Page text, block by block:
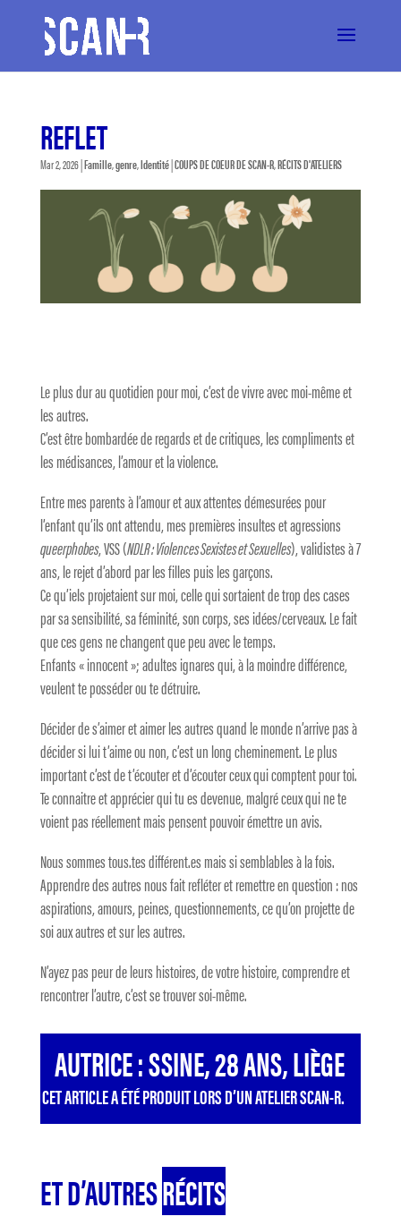
REFLET
Mar 2, 2026|Famille,genre,Identité|COUPS DE COEUR DE SCAN-R,RÉCITS D'ATELIERS
Le plus dur au quotidien pour moi, c’est de vivre avec moi-même et
les autres.
C’est être bombardée de regards et de critiques, les compliments et
les médisances, l’amour et la violence.
Entre mes parents à l’amour et aux attentes démesurées pour
l’enfant qu’ils ont attendu, mes premières insultes et agressions
queerphobes, VSS (NDLR : Violences Sexistes et Sexuelles), validistes à 7
ans, le rejet d’abord par les filles puis les garçons.
Ce qu’iels projetaient sur moi, celle qui sortaient de trop des cases
par sa sensibilité, sa féminité, son corps, ses idées/cerveaux. Le fait
que ces gens ne changent que peu avec le temps.
Enfants « innocent »; adultes ignares qui, à la moindre différence,
veulent te posséder ou te détruire.
Décider de s’aimer et aimer les autres quand le monde n’arrive pas à
décider si lui t’aime ou non, c’est un long cheminement. Le plus
important c’est de t’écouter et d’écouter ceux qui comptent pour toi.
Te connaitre et apprécier qui tu es devenue, malgré ceux qui ne te
voient pas réellement mais pensent pouvoir émettre un avis.
Nous sommes tous.tes différent.es mais si semblables à la fois.
Apprendre des autres nous fait refléter et remettre en question : nos
aspirations, amours, peines, questionnements, ce qu’on projette de
soi aux autres et sur les autres.
N’ayez pas peur de leurs histoires, de votre histoire, comprendre et
rencontrer l’autre, c’est se trouver soi-même.
AUTRICE : SSINE, 28 ANS, LIÈGE
CET ARTICLE A ÉTÉ PRODUIT LORS D’UN ATELIER SCAN-R.
ET D’AUTRESRÉCITS